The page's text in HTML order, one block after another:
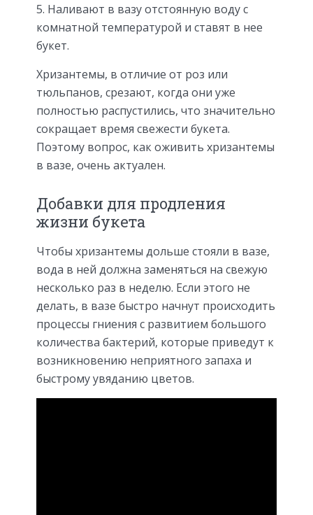
Наливают в вазу отстоянную воду с
комнатной температурой и ставят в нее
букет.
Хризантемы, в отличие от роз или
тюльпанов, срезают, когда они уже
полностью распустились, что значительно
сокращает время свежести букета.
Поэтому вопрос, как оживить хризантемы
в вазе, очень актуален.
Добавки для продления
жизни букета
Чтобы хризантемы дольше стояли в вазе,
вода в ней должна заменяться на свежую
несколько раз в неделю. Если этого не
делать, в вазе быстро начнут происходить
процессы гниения с развитием большого
количества бактерий, которые приведут к
возникновению неприятного запаха и
быстрому увяданию цветов.